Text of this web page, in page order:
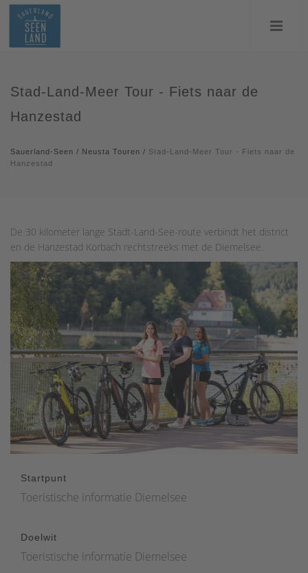
Stad-Land-Meer Tour - Fiets naar de
Hanzestad
Sauerland-Seen / Neusta Touren / Stad-Land-Meer Tour - Fiets naar de
Hanzestad
De 30 kilometer lange Stadt-Land-See-route verbindt het district
en de Hanzestad Korbach rechtstreeks met de Diemelsee.
Startpunt
Toeristische informatie Diemelsee
Doelwit
Toeristische informatie Diemelsee